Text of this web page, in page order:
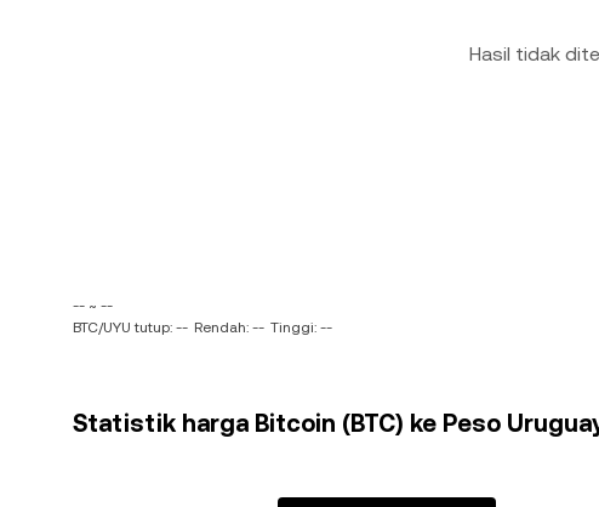
Hasil tidak
-- ~ --
BTC/UYU tutup: -- Rendah: -- Tinggi: --
Statistik harga Bitcoin (BTC) ke Peso